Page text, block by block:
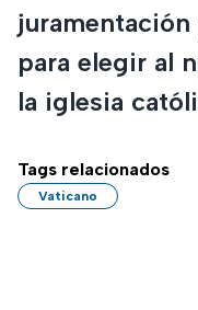
para elegir al
la iglesia
Tags relacionados
Vaticano